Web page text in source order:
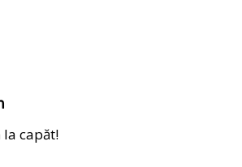
capăt!